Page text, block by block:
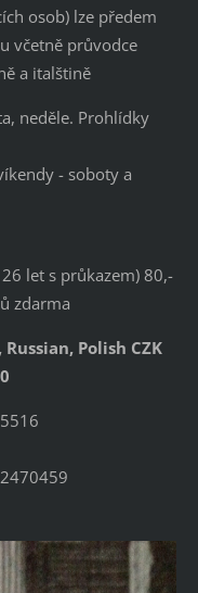
osob) lze předem
včetně průvodce
a italštině
neděle. Prohlídky
- soboty a
let s průkazem) 80,-
zdarma
Polish CZK